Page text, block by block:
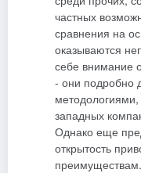
частных
сравнения на
оказываются
себе внимание
- они подробно
методологиями,
западных
Однако еще
открытость
преимуществам.